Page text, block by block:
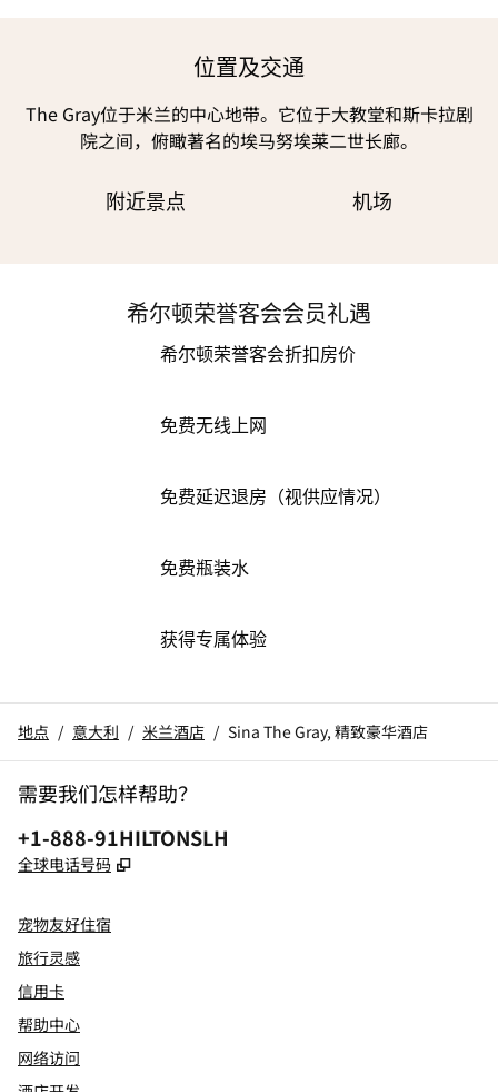
位置及交通
The Gray位于米兰的中心地带。它位于大教堂和斯卡拉剧
院之间，俯瞰著名的埃马努埃莱二世长廊。
附近景点 机场
希尔顿荣誉客会会员礼遇
希尔顿荣誉客会折扣房价
免费无线上网
免费延迟退房（视供应情况）
免费瓶装水
获得专属体验
地点 / 意大利 / 米兰酒店 / Sina The Gray, 精致豪华酒店
需要我们怎样帮助？
电话:
+1-888-91HILTONSLH
全球电话号码 ,
宠物友好住宿
旅行灵感
信用卡
帮助中心
网络访问